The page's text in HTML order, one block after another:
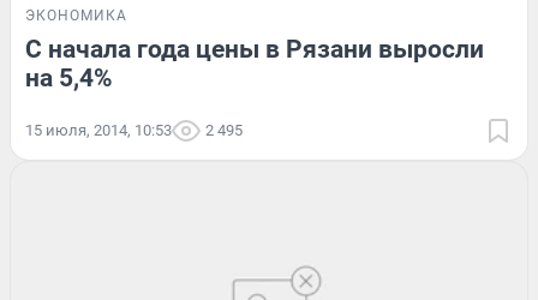
ЭКОНОМИКА
С начала года цены в Рязани выросли
на 5,4%
15 июля, 2014, 10:53 2 495